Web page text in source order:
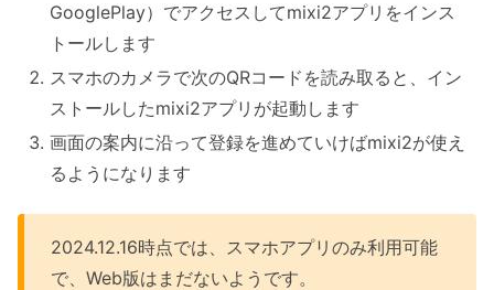
GooglePlay）でアクセスしてmixi2アプリをインス
トールします
スマホのカメラで次のQRコードを読み取ると、イン
ストールしたmixi2アプリが起動します
画面の案内に沿って登録を進めていけばmixi2が使え
るようになります
2024.12.16時点では、スマホアプリのみ利用可能
で、Web版はまだないようです。